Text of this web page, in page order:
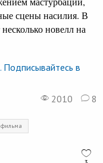
сцены насилия. В
новелл на
в
2010
8
фильма